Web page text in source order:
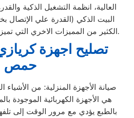
العالية، انظمة التشغيل الذكية
البيت الذكي (القدرة علي الإتصال
الكثير من المميزات الاخري التي تميزه عن غيرة من التكييفات.
تصليح اجهزة
حمص
صيانة الأجهزة المنزلية: من
هي الأجهزة الكهربائية الموجودة
بالطبع يؤدي مع مرور الوقت إلى